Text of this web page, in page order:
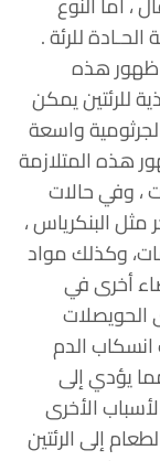
للرئة .
ظهور هذه
للرئتين يمكن
واسعة
هذه المتلازمة
، وفي حالات
البنكرياس ،
وكذلك مواد
أخرى في
الحويصلات
انسكاب الدم
يؤدي إلى
الأخرى
إلى الرئتين